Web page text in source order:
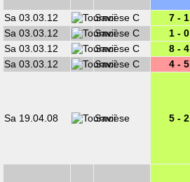
Sa 03.03.12 Savièse C 7 - 1
Sa 03.03.12
Savièse C 1 - 0
Sa 03.03.12
Savièse C 8 - 4
Sa 03.03.12
Savièse C 4 - 5
Sa 19.04.08 Savièse 5 - 2